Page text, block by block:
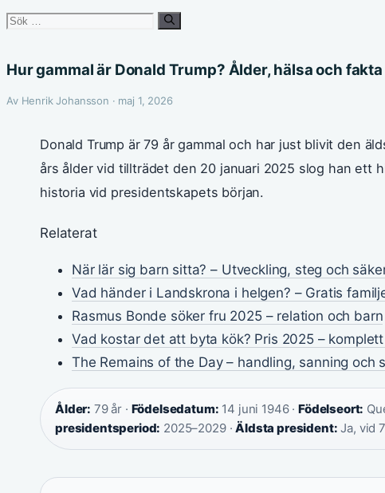
Sök
Hur gammal är Donald Trump? Ålder, hälsa och
Av Henrik Johansson · maj 1, 2026
Donald Trump är 79 år gammal och har just blivit den
års ålder vid tillträdet den 20 januari 2025 slog han ett
historia vid presidentskapets början.
Relaterat
När lär sig barn sitta? – Utveckling, steg och
Vad händer i Landskrona i helgen? – Gratis
Rasmus Bonde söker fru 2025 – relation och barn
Vad kostar det att byta kök? Pris 2025 –
The Remains of the Day – handling, sanning och
Ålder: 79 år · Födelsedatum: 14 juni 1946 · Födelseort:
presidentsperiod: 2025–2029 ·Äldsta president: Ja, vid